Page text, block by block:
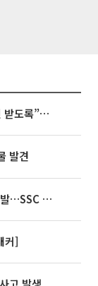
김정관 장관 “반도체 성과급, 주총 승인 받도록”…상법·자본시장법 개정 시사
발견
티웨이항공, 새 이름 '트리니티항공' 첫발…SSC 전략 본격화
커]